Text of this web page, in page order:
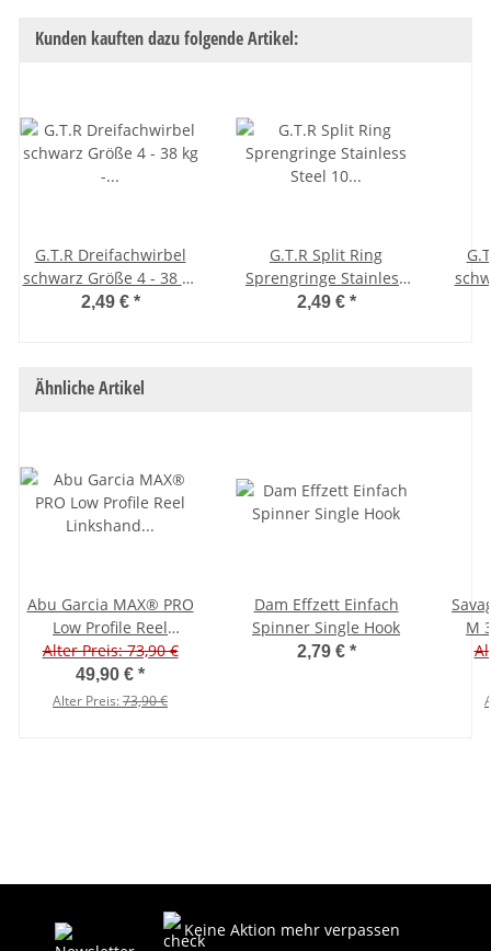
Kunden kauften dazu folgende Artikel:
G.T.R Dreifachwirbel
schwarz Größe 4 - 38 kg
- 4 cm - 5 Stück
2,49 € *
G.T.R Split Ring
Sprengringe Stainless
Steel 10 Stück 8 mm - 25
2,49 € *
Ähnliche Artikel
Abu Garcia MAX® PRO
Low Profile Reel
Linkshand Baitcaster
Alter Preis: 73,90 €
49,90 € *
Alter Preis:73,90 €
Dam Effzett Einfach
Spinner Single Hook
2,79 € *
M
Keine Aktion mehr verpassen